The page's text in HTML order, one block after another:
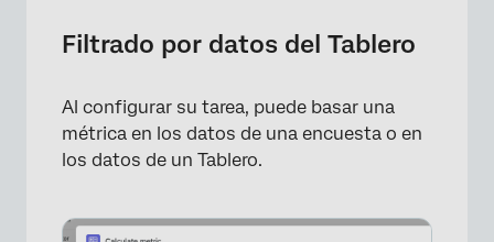
Filtrado por datos del Tablero
Al configurar su tarea, puede basar una
métrica en los datos de una encuesta o en
los datos de un Tablero.